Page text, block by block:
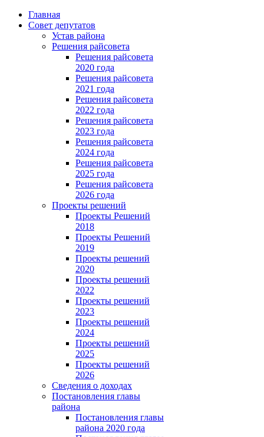
Главная
Совет депутатов
Устав района
Решения райсовета
Решения райсовета
2020 года
Решения райсовета
2021 года
Решения райсовета
2022 года
Решения райсовета
2023 года
Решения райсовета
2024 года
Решения райсовета
2025 года
Решения райсовета
2026 года
Проекты решений
Проекты Решений
2018
Проекты Решений
2019
Проекты решений
2020
Проекты решений
2022
Проекты решений
2023
Проекты решений
2024
Проекты решений
2025
Проекты решений
2026
Сведения о доходах
Постановления главы
района
Постановления главы
района 2020 года